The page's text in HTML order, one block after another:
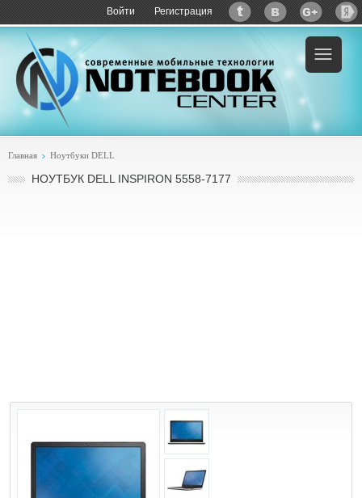
Войти Регистрация
Пример:купить DELL Inspiron 5558-7177
Главная Ноутбуки DELL
НОУТБУК DELL INSPIRON 5558-7177